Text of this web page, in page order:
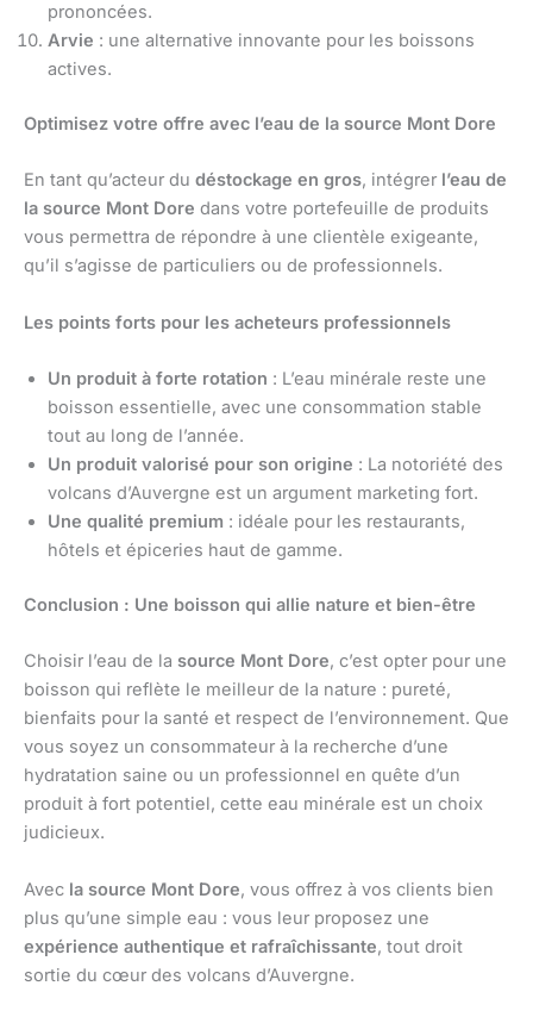
prononcées.
Arvie : une alternative innovante pour les boissons
actives.
Optimisez votre offre avec l’eau de la source Mont Dore
En tant qu’acteur du déstockage en gros, intégrer l’eau de
la source Mont Dore dans votre portefeuille de produits
vous permettra de répondre à une clientèle exigeante,
qu’il s’agisse de particuliers ou de professionnels.
Les points forts pour les acheteurs professionnels
Un produit à forte rotation : L’eau minérale reste une
boisson essentielle, avec une consommation stable
tout au long de l’année.
Un produit valorisé pour son origine : La notoriété des
volcans d’Auvergne est un argument marketing fort.
Une qualité premium : idéale pour les restaurants,
hôtels et épiceries haut de gamme.
Conclusion : Une boisson qui allie nature et bien-être
Choisir l’eau de la source Mont Dore, c’est opter pour une
boisson qui reflète le meilleur de la nature : pureté,
bienfaits pour la santé et respect de l’environnement. Que
vous soyez un consommateur à la recherche d’une
hydratation saine ou un professionnel en quête d’un
produit à fort potentiel, cette eau minérale est un choix
judicieux.
Avec la source Mont Dore, vous offrez à vos clients bien
plus qu’une simple eau : vous leur proposez une
expérience authentique et rafraîchissante, tout droit
sortie du cœur des volcans d’Auvergne.